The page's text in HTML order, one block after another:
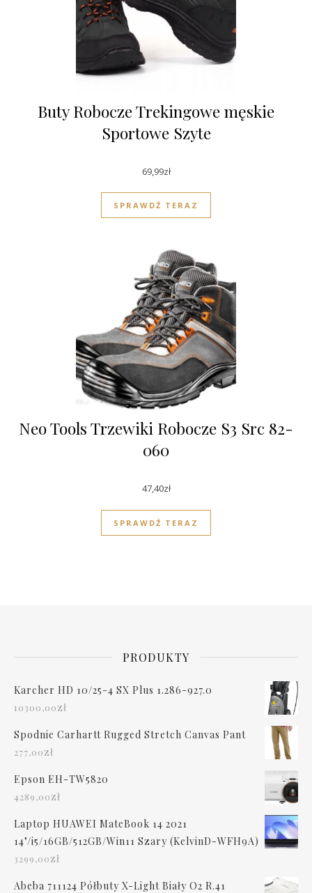
Buty Robocze Trekingowe męskie
Sportowe Szyte
69,99zł
SPRAWDŹ TERAZ
Neo Tools Trzewiki Robocze S3 Src 82-
060
47,40zł
SPRAWDŹ TERAZ
PRODUKTY
Karcher HD 10/25-4 SX Plus 1.286-927.0
10300,00zł
Spodnie Carhartt Rugged Stretch Canvas Pant
277,00zł
Epson EH-TW5820
4289,00zł
Laptop HUAWEI MateBook 14 2021
14"/i5/16GB/512GB/Win11 Szary (KelvinD-WFH9A)
3299,00zł
Abeba 711124 Półbuty X-Light Biały O2 R.41